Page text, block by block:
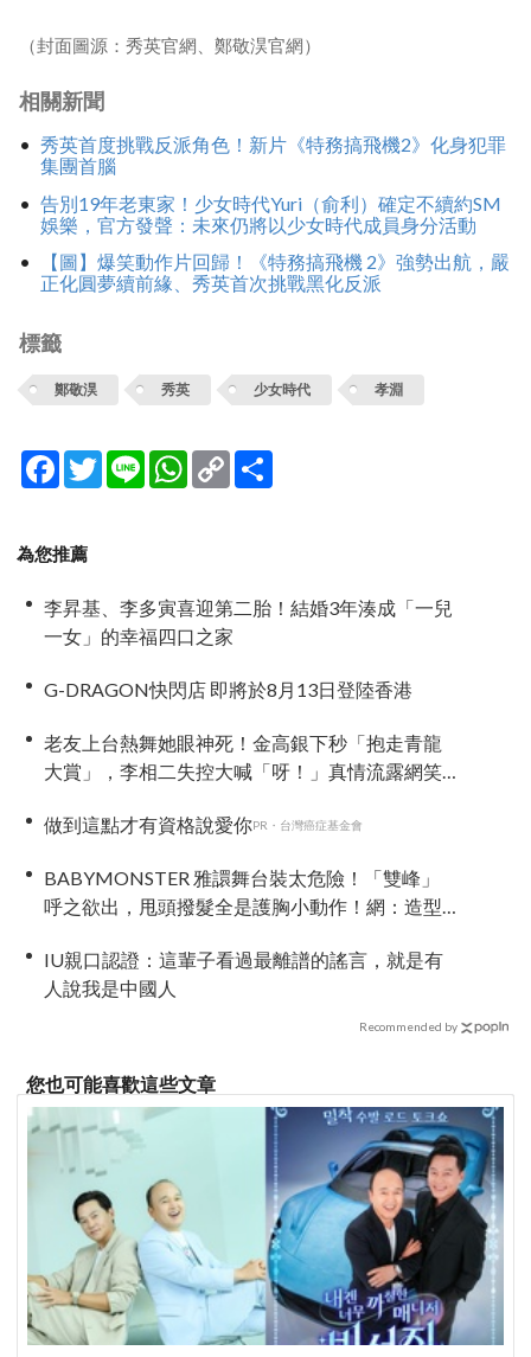
（封面圖源：秀英官網、鄭敬淏官網）
相關新聞
秀英首度挑戰反派角色！新片《特務搞飛機2》化身犯罪
集團首腦
告別19年老東家！少女時代Yuri（俞利）確定不續約SM
娛樂，官方發聲：未來仍將以少女時代成員身分活動
【圖】爆笑動作片回歸！《特務搞飛機 2》強勢出航，嚴
正化圓夢續前緣、秀英首次挑戰黑化反派
標籤
鄭敬淏 秀英 少女時代 孝淵
Facebook
TwitterLine WhatsApp
Copy
Link
為您推薦
李昇基、李多寅喜迎第二胎！結婚3年湊成「一兒
一女」的幸福四口之家
G-DRAGON快閃店 即將於8月13日登陸香港
老友上台熱舞她眼神死！金高銀下秒「抱走青龍
大賞」，李相二失控大喊「呀！」真情流露網笑
做到這點才有資格說愛你PR・台灣癌症基金會
BABYMONSTER 雅譞舞台裝太危險！「雙峰」
呼之欲出，甩頭撥髮全是護胸小動作！網：造型
IU親口認證：這輩子看過最離譜的謠言，就是有
人說我是中國人
Recommended by
您也可能喜歡這些文章